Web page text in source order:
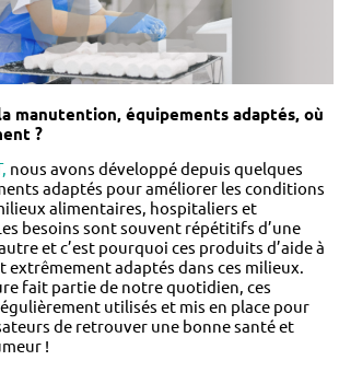
manutention, équipements adaptés, où
?
nous avons développé depuis quelques
adaptés pour améliorer les conditions
alimentaires, hospitaliers et
besoins sont souvent répétitifs d’une
et c’est pourquoi ces produits d’aide à
extrêmement adaptés dans ces milieux.
fait partie de notre quotidien, ces
utilisés et mis en place pour
de retrouver une bonne santé et
!